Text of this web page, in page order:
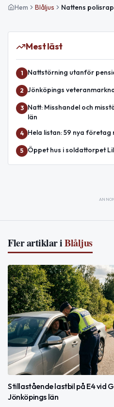
Hem Blåljus
Mest läst
1 Nattstörning utanför
2 Jönköpings
3
Natt: Misshandel och
län
4 Hela listan: 59 nya
5 Öppet hus i soldattorpet
Fler artiklar iBlåljus
Stillastående lastbil på E4 vid
Jönköpings län